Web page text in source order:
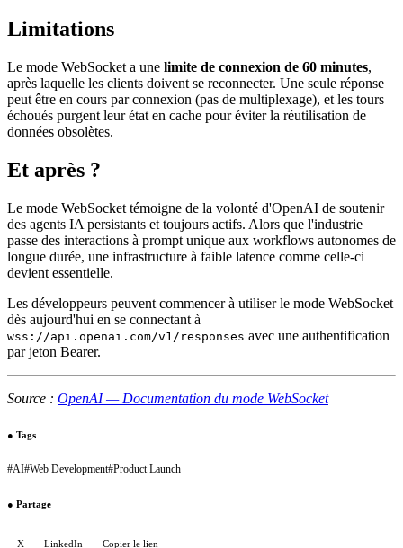
Limitations
Le mode WebSocket a une limite de connexion de 60 minutes,
après laquelle les clients doivent se reconnecter. Une seule réponse
peut être en cours par connexion (pas de multiplexage), et les tours
échoués purgent leur état en cache pour éviter la réutilisation de
données obsolètes.
Et après ?
Le mode WebSocket témoigne de la volonté d'OpenAI de soutenir
des agents IA persistants et toujours actifs. Alors que l'industrie
passe des interactions à prompt unique aux workflows autonomes de
longue durée, une infrastructure à faible latence comme celle-ci
devient essentielle.
Les développeurs peuvent commencer à utiliser le mode WebSocket
dès aujourd'hui en se connectant à
wss://api.openai.com/v1/responses avec une authentification
par jeton Bearer.
Source : OpenAI — Documentation du mode WebSocket
● Tags
#AI#Web Development#Product Launch
● Partage
X LinkedIn Copier le lien